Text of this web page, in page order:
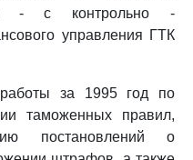
- с контрольно -
управления ГТК
работы за 1995 год по
таможенных правил,
постановлений о